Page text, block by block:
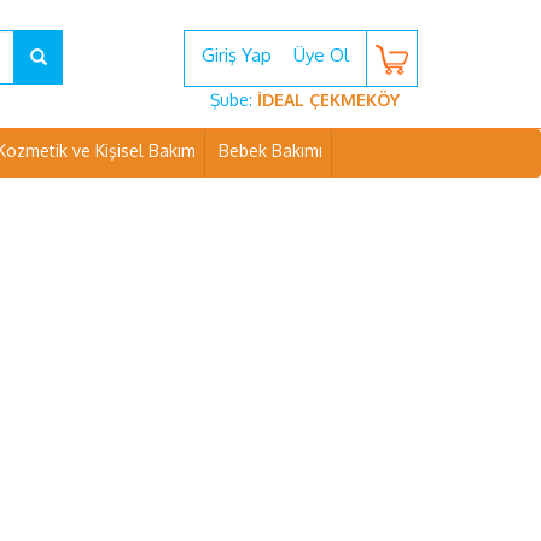
Giriş Yap Üye Ol
Şube: İDEAL ÇEKMEKÖY
ve Kişisel Bakım Bebek Bakımı